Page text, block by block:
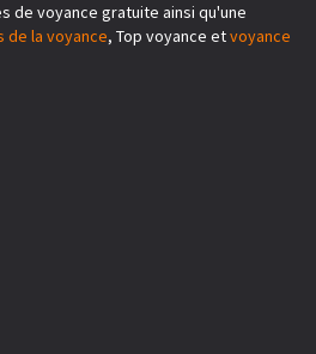
de voyance gratuite ainsi qu'une
de la voyance, Top voyance etvoyance